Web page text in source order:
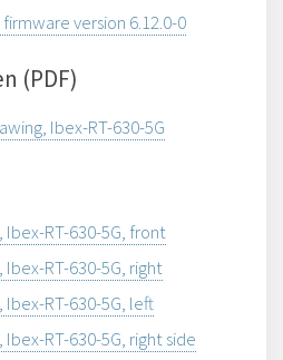
version 6.12.0-0
(PDF)
Ibex-RT-630-5G
RT-630-5G, front
RT-630-5G, right
RT-630-5G, left
RT-630-5G, right side